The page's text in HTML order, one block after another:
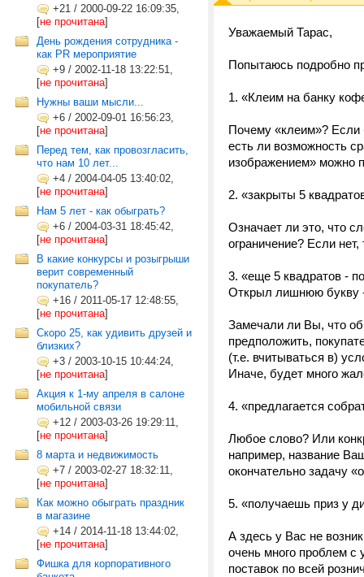
+21 / 2000-09-22 16:09:35,
[не прочитана]
День рождения сотрудника -
как PR мероприятие
+9 / 2002-11-18 13:22:51,
[не прочитана]
Нужны ваши мысли...
+6 / 2002-09-01 16:56:23,
[не прочитана]
Перед тем, как провозгласить,
что нам 10 лет...
+4 / 2004-04-05 13:40:02,
[не прочитана]
Нам 5 лет - как обыграть?
+6 / 2004-03-31 18:45:42,
[не прочитана]
В какие конкурсы и розыгрыши
верит современный
покупатель?
+16 / 2011-05-17 12:48:55,
[не прочитана]
Скоро 25, как удивить друзей и
близких?
+3 / 2003-10-15 10:44:24,
[не прочитана]
Акция к 1-му апреля в салоне
мобильной связи
+12 / 2003-03-26 19:29:11,
[не прочитана]
8 марта и недвижимость
+7 / 2003-02-27 18:32:11,
[не прочитана]
Как можно обыграть праздник
в магазине
+14 / 2014-11-18 13:44:02,
[не прочитана]
Фишка для корпоративного
Уважаемый Тарас,
Попытаюсь подробно
1. «Клеим на банку
Почему «клеим»? Если
есть ли возможность
изображением» можно
2. «закрыты 5
Означает ли это, что
ограничение? Если
3. «еще 5 квадратов -
Открыл лишнюю букву
Замечали ли Вы, что
предположить,
(т.е. вчитываться в)
Иначе, будет много
4. «предлагается
Любое слово? Или
например, название
окончательно задачу
5. «получаешь приз у
А здесь у Вас не
очень много проблем
поставок по всей